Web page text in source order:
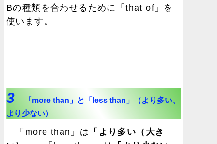
Bの種類を合わせるために「that of」を
使います。
3
「more than」と「less than」（より多い、
より少ない）
「more than」は 「より多い（大き